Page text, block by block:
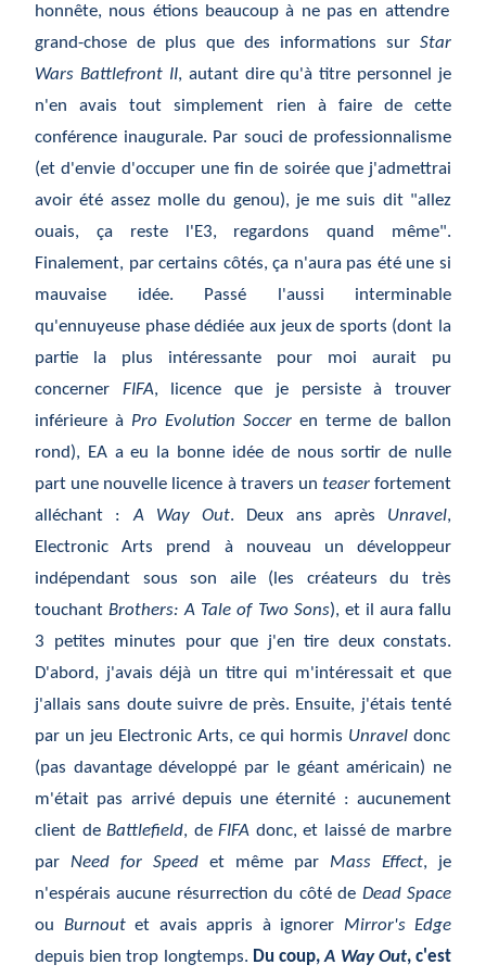
honnête, nous étions beaucoupà ne pas en attendre
grand-chose de plus que des informations sur Star
Wars Battlefront II, autant dire qu'à titre personnel je
n'en avais tout simplement rien à faire de cette
conférence inaugurale. Par souci de professionnalisme
(et d'envie d'occuper une fin de soiréeque j'admettrai
avoirété assez molle du genou), je me suis dit "allez
ouais, ça reste l'E3, regardons quand même".
Finalement, par certains côtés, ça n'aura pas étéune si
mauvaise idée. Passé l'aussi interminable
qu'ennuyeuse phase dédiée aux jeux de sports (dont la
partie la plus intéressante pour moi aurait pu
concerner FIFA, licence que je persisteà trouver
inférieure à Pro Evolution Soccer en terme de ballon
rond), EA a eu la bonne idéede nous sortir de nulle
part une nouvelle licence à travers un teaserfortement
all échant :A Way Out. Deux ans après Unravel,
Electronic Arts prend à nouveau un développeur
indépendant sous son aile (les créateurs du très
touchantBrothers: A Tale of Two Sons), et il aura fallu
3 petites minutes pour que j'en tire deux constats.
D'abord, j'avais déjà un titre qui m'intéressaitet que
j'allais sans doute suivre de près. Ensuite, j'étais tenté
par un jeu Electronic Arts, ce qui hormis Unravel donc
(pas davantage développé par le géantaméricain) ne
m'était pas arrivédepuis uneéternité : aucunement
client deBattlefield, deFIFA donc, et laisséde marbre
par Need for Speed et même par Mass Effect, je
n'espérais aucune résurrection du côtéde Dead Space
ou Burnoutet avais appris à ignorer Mirror's Edge
depuis bien trop longtemps. Du coup,A Way Out, c'est